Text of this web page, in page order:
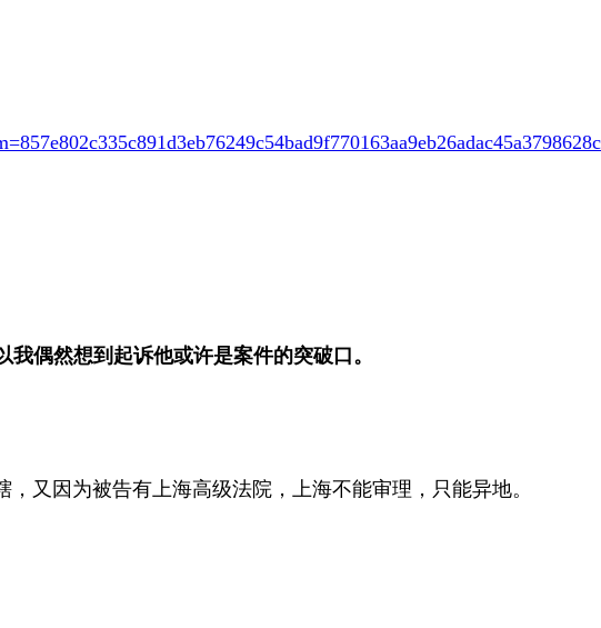
偶然想到起诉他或许是案件的突破口。
又因为被告有上海高级法院，上海不能审理，只能异地。